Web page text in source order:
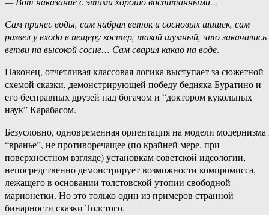
Сам принес воды, сам набрал веток и сосновых шишек, сам
развел у входа в пещеру костер, такой шумный, что закачались
ветви на высокой сосне… Сам сварил какао на воде.
Наконец, отчетливая классовая логика выступает за сюжетной
схемой сказки, демонстрирующей победу бедняка Буратино и
его бесправных друзей над богачом и “доктором кукольных
наук” Карабасом.
Безусловно, одновременная ориентация на модели модернизма
“вранье”, не противоречащее (по крайней мере, при
поверхностном взгляде) установкам советской идеологии,
непосредственно демонстрирует возможности компромисса,
лежащего в основании толстовской утопии свободной
марионетки. Но это только один из примеров странной
бинарности сказки Толстого.